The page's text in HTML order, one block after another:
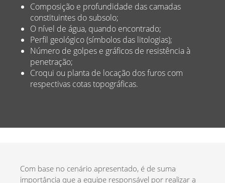
Composição e profundidade das camadas
constituintes do subsolo;
O nível de água, quando encontrado;
Perfil geológico (símbolos das litologias);
Número de golpes e gráficos de resistência à
penetração;
Croqui ou planta de locação dos furos com
respectivas cotas topográficas.
Com base no cenário apresentado, é de suma
importância que a equipe responsável por realizar a